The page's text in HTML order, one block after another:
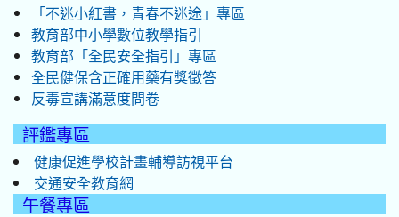
「不迷小紅書，青春不迷途」專區
教育部中小學數位教學指引
教育部「全民安全指引」專區
全民健保含正確用藥有獎徵答
反毒宣講滿意度問卷
評鑑專區
健康促進學校計畫輔導訪視平台
交通安全教育網
午餐專區